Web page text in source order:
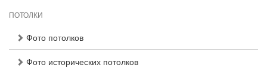
ПОТОЛКИ
Фото потолков
Фото исторических потолков